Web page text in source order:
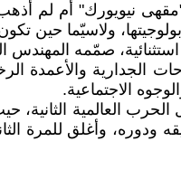
نيويورك" أم لم
ولاسيّما حين
صمّمه
الاجتماعية.
العالمية